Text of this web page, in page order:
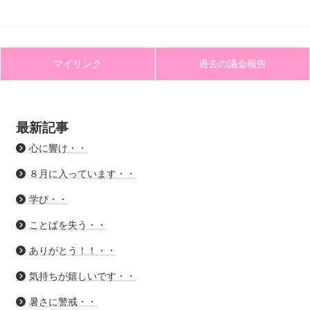
マイリンク 過去の議会報告
最新記事
心に響け・・
８月に入っています・・
学び・・
ことばを失う・・
ありがとう！！・・
気持ちが嬉しいです・・
暑さに警戒・・